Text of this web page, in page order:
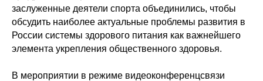
заслуженные деятели спорта объединились, чтобы
обсудить наиболее актуальные проблемы развития в
России системы здорового питания как важнейшего
элемента укрепления общественного здоровья.
В мероприятии в режиме видеоконференцсвязи